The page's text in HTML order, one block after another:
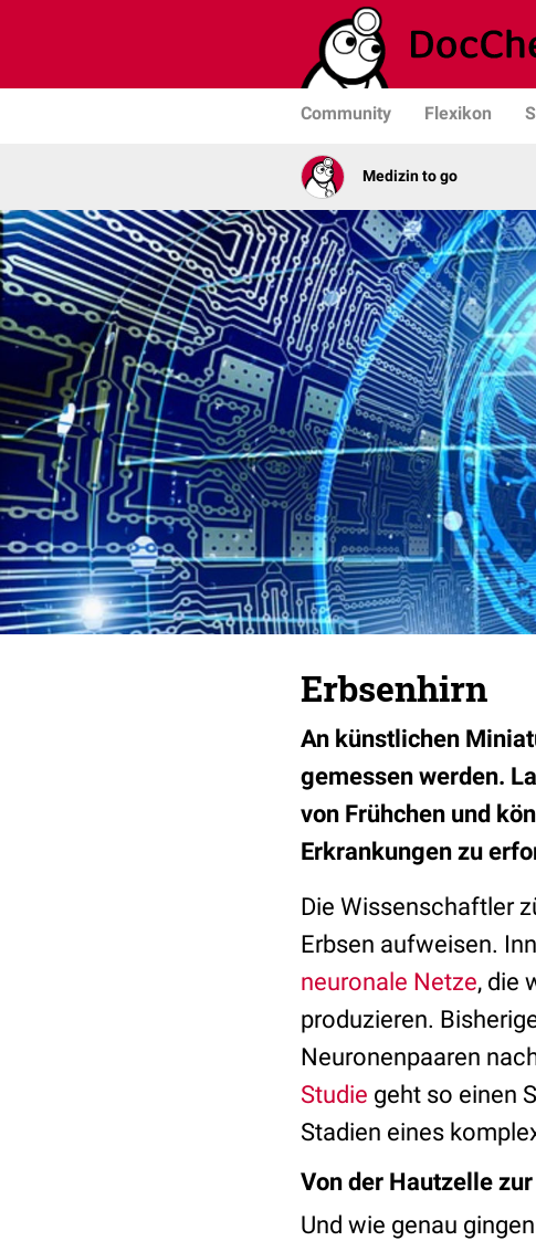
Community Flexikon
Medizin to go
Erbsenhirn
An künstlichen
gemessen werden.
von Frühchen und
Erkrankungen zu
Die Wissenschaftler
Erbsen aufweisen.
neuronale Netze, die
produzieren.
Neuronenpaaren
Studie geht so einen
Stadien eines
Von der Hautzelle
Und wie genau